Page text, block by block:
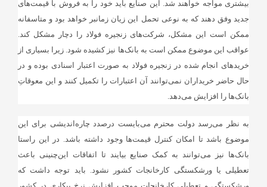
بیشتری مواجه خواهند شد. این صنایع باید خود را به فروش با قیمت‌های
جدید وفق دهند که به نوعی تحمل این زیان زمانبر خواهد بود و متاسفانه
ممکن است این مشکل، شرکت‌های زنجیره فولاد را دچار مشکل کند.
عواقب این موضوع ممکن است به بانک‌ها نیز کشیده شود. زیرا بسیاری از
خریدهای انجام شده در زنجیره فولاد به صورت اعتبار اسنادی بوده و در
حال حاضر خریداران نمی‌توانند آن اعتبارات را تکمیل کنند و این معوقاتِ
بانک‌ها را افزایش می‌دهد.
به نظر می‌رسد دولت محترم می‌بایست درصدد چاره‌اندیشی برای این
موضوع باشد تا امکان کنترل قیمت‌ها وجود داشته باشد. در این راستا
بانک‌ها نیز می‌توانند به کمک صنایع بیایند تا اتفاقات این‌چنینی باعث
تعطیلی یا ورشکستگی کارخانجات کشور نشود. باید توجه داشت که